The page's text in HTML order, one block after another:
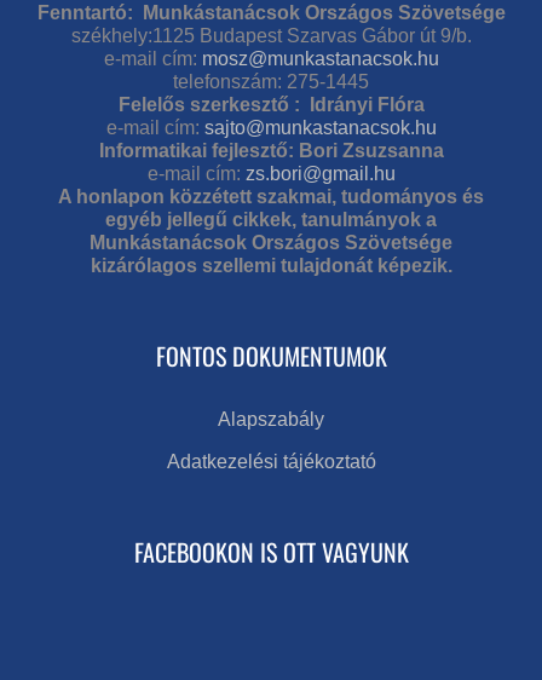
Fenntartó: Munkástanácsok Országos Szövetsége
székhely:1125 Budapest Szarvas Gábor út 9/b.
e-mail cím: mosz@munkastanacsok.hu
telefonszám: 275-1445
Felelős szerkesztő : Idrányi Flóra
e-mail cím: sajto@munkastanacsok.hu
Informatikai fejlesztő: Bori Zsuzsanna
e-mail cím: zs.bori@gmail.hu
A honlapon közzétett szakmai, tudományos és
egyéb jellegű cikkek, tanulmányok a
Munkástanácsok Országos Szövetsége
kizárólagos szellemi tulajdonát képezik.
FONTOS DOKUMENTUMOK
Alapszabály
Adatkezelési tájékoztató
FACEBOOKON IS OTT VAGYUNK